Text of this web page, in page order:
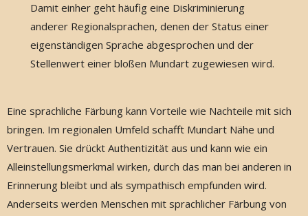
Damit einher geht häufig eine Diskriminierung
anderer Regionalsprachen, denen der Status einer
eigenständigen Sprache abgesprochen und der
Stellenwert einer bloßen Mundart zugewiesen wird.
Eine sprachliche Färbung kann Vorteile wie Nachteile mit sich
bringen. Im regionalen Umfeld schafft Mundart Nähe und
Vertrauen. Sie drückt Authentizität aus und kann wie ein
Alleinstellungs­merkmal wirken, durch das man bei anderen in
Erinnerung bleibt und als sympathisch empfunden wird.
Anderseits werden Menschen mit sprachlicher Färbung von